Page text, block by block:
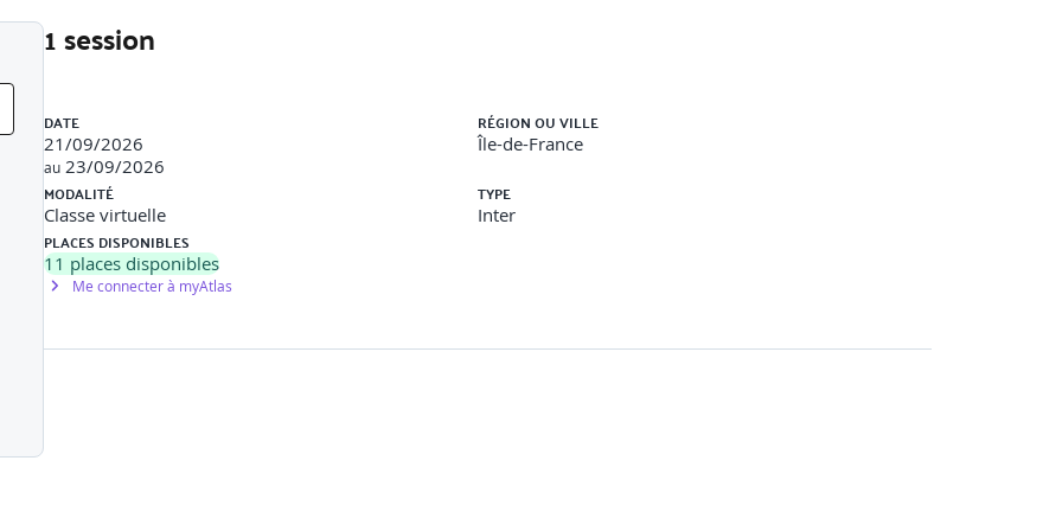
les éditeurs
et SaaS
1 session
DATE
21/09/2026
au 23/09/2026
RÉGION OU VILLE
Île-de-France
MODALITÉ
Classe virtuelle
TYPE
Inter
PLACES DISPONIBLES
11 places disponibles
Me connecter à myAtlas